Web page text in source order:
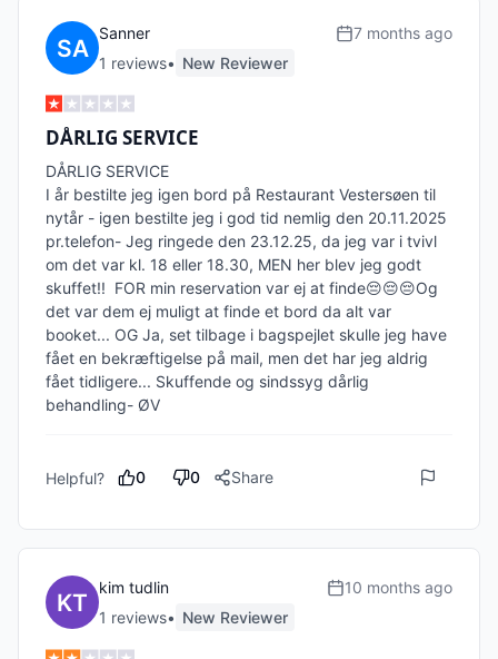
Sanner
1 reviews• New Reviewer
7 months ago
DÅRLIG SERVICE
DÅRLIG SERVICE
I år bestilte jeg igen bord på Restaurant Vestersøen til
nytår - igen bestilte jeg i god tid nemlig den 20.11.2025
pr.telefon- Jeg ringede den 23.12.25, da jeg var i tvivl
om det var kl. 18 eller 18.30, MEN her blev jeg godt
skuffet!!  FOR min reservation var ej at finde😔😔😔Og
det var dem ej muligt at finde et bord da alt var
booket... OG Ja, set tilbage i bagspejlet skulle jeg have
fået en bekræftigelse på mail, men det har jeg aldrig
fået tidligere... Skuffende og sindssyg dårlig
behandling- ØV
Helpful? 0 0 Share
kim tudlin
1 reviews• New Reviewer
10 months ago